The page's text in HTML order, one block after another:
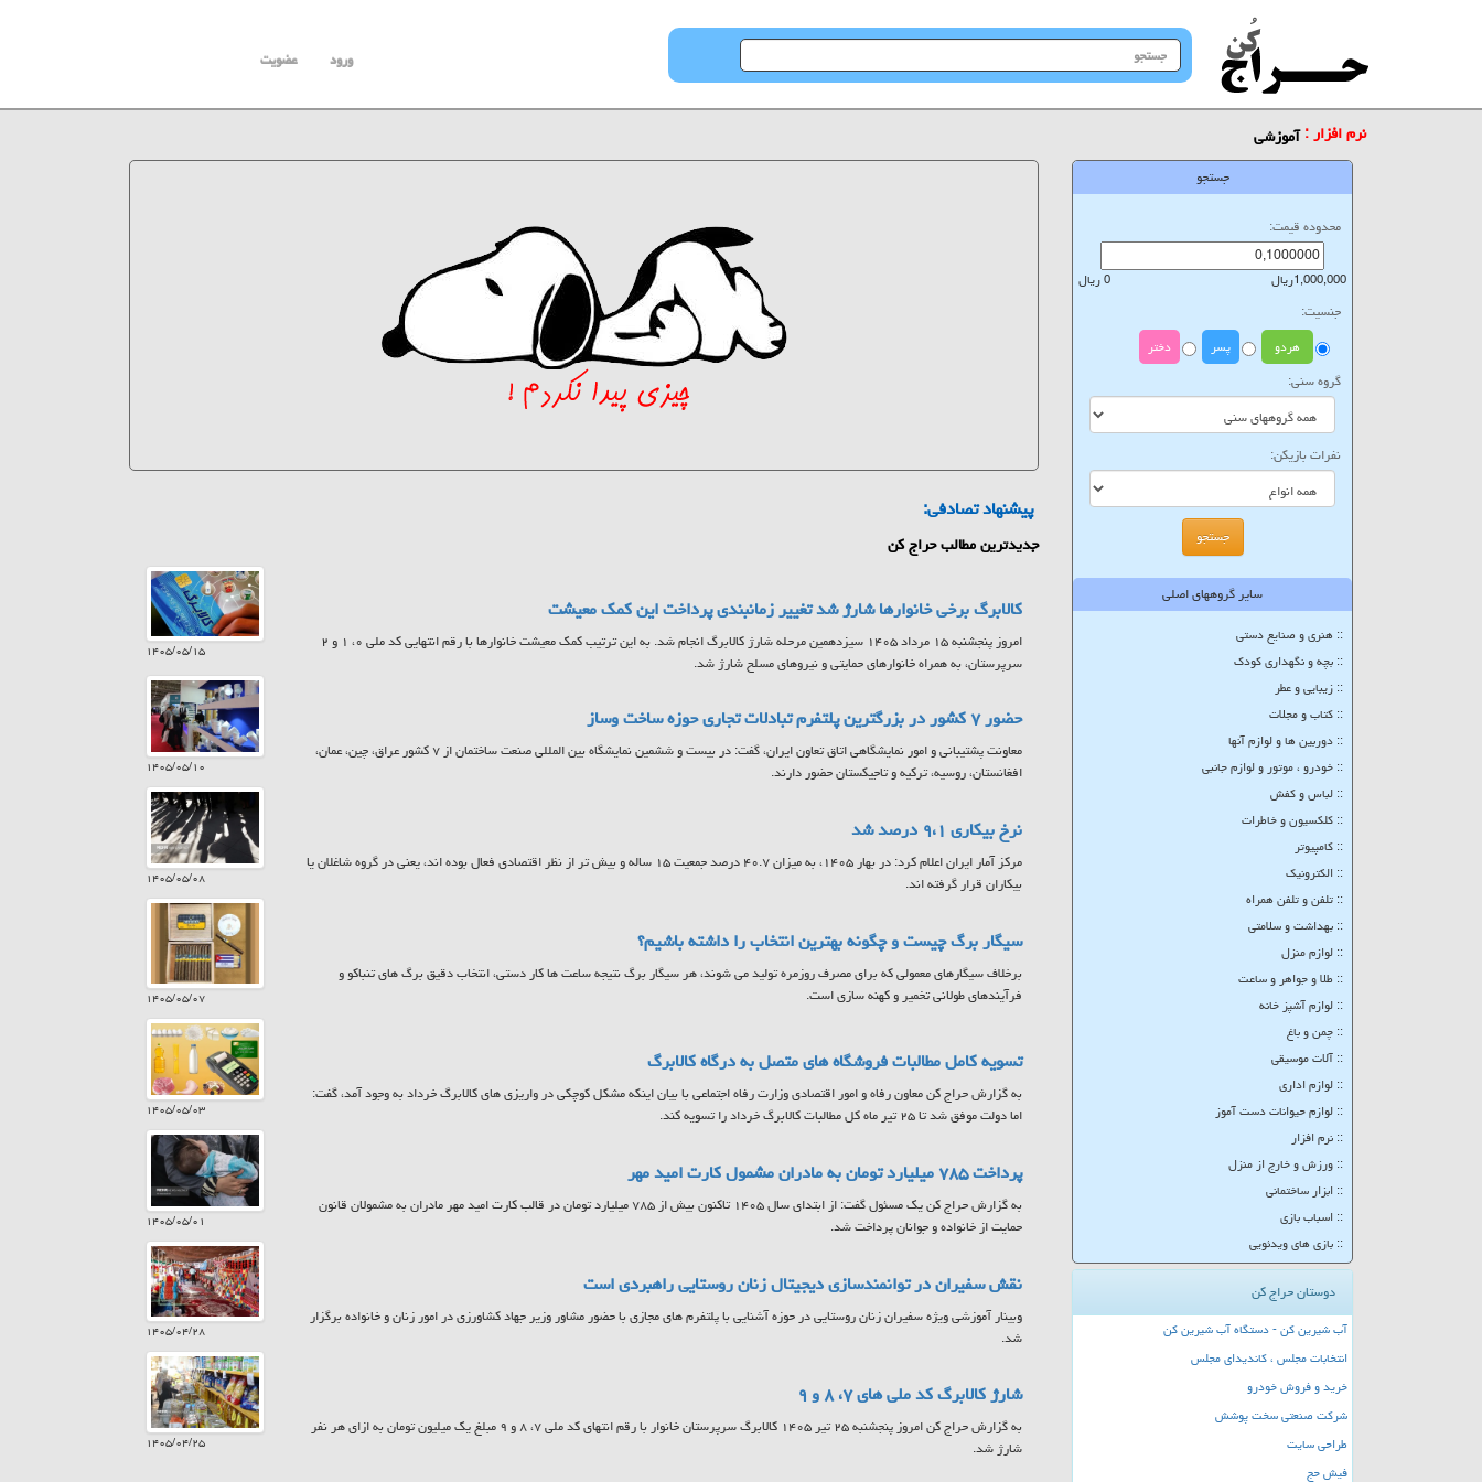
جستجو
در
ورود عضویت
نرم افزار :آموزشی
جستجو
محدوده قیمت:
1,000,000ریال 0 ریال
جنسیت:
هردو پسر دختر
گروه سنی:
نفرات بازیکن:
سایر گروههای اصلی
:: هنری و صنایع دستی
:: بچه و نگهداری کودک
:: زیبایی و عطر
:: کتاب و مجلات
:: دوربین ها و لوازم آنها
:: خودرو ، موتور و لوازم جانبی
:: لباس و کفش
:: کلکسیون و خاطرات
:: کامپیوتر
:: الکترونیک
:: تلفن و تلفن همراه
:: بهداشت و سلامتی
:: لوازم منزل
:: طلا و جواهر و ساعت
:: لوازم آشپز خانه
:: چمن و باغ
:: آلات موسیقی
:: لوازم اداری
:: لوازم حیوانات دست آموز
:: نرم افزار
:: ورزش و خارج از منزل
:: ابزار ساختمانی
:: اسباب بازی
:: بازی های ویدئویی
دوستان حراج کن
آب شیرین کن - دستگاه آب شیرین کن
انتخابات مجلس ، کاندیدای مجلس
خرید و فروش خودرو
شرکت صنعتی سخت پوشش
طراحی سایت
فیش حج
پیشنهاد تصادفی:
جدیدترین مطالب حراج کن
کالابرگ برخی خانوارها شارژ شد تغییر زمانبندی پرداخت این کمک معیشت
امروز پنجشنبه ۱۵ مرداد ۱۴۰۵ سیزدهمین مرحله شارژ کالابرگ انجام شد. به این ترتیب کمک معیشت خانوارها با رقم انتهایی کد ملی ۰، ۱ و ۲
سرپرستان، به همراه خانوارهای حمایتی و نیروهای مسلح شارژ شد.
۱۴۰۵/۰۵/۱۵
حضور ۷ کشور در بزرگترین پلتفرم تبادلات تجاری حوزه ساخت وساز
معاونت پشتیبانی و امور نمایشگاهی اتاق تعاون ایران، گفت: در بیست و ششمین نمایشگاه بین المللی صنعت ساختمان از ۷ کشور عراق، چین، عمان،
افغانستان، روسیه، ترکیه و تاجیکستان حضور دارند.
۱۴۰۵/۰۵/۱۰
نرخ بیکاری ۹،۱ درصد شد
مرکز آمار ایران اعلام کرد: در بهار ۱۴۰۵، به میزان ۴۰.۷ درصد جمعیت ۱۵ ساله و بیش تر از نظر اقتصادی فعال بوده اند، یعنی در گروه شاغلان یا
بیکاران قرار گرفته اند.
۱۴۰۵/۰۵/۰۸
سیگار برگ چیست و چگونه بهترین انتخاب را داشته باشیم؟
برخلاف سیگارهای معمولی که برای مصرف روزمره تولید می شوند، هر سیگار برگ نتیجه ساعت ها کار دستی، انتخاب دقیق برگ های تنباکو و
فرآیندهای طولانی تخمیر و کهنه سازی است.
۱۴۰۵/۰۵/۰۷
تسویه کامل مطالبات فروشگاه های متصل به درگاه کالابرگ
به گزارش حراج کن معاون رفاه و امور اقتصادی وزارت رفاه اجتماعی با بیان اینکه مشکل کوچکی در واریزی های کالابرگ خرداد به وجود آمد، گفت:
اما دولت موفق شد تا ۲۵ تیر ماه کل مطالبات کالابرگ خرداد را تسویه کند.
۱۴۰۵/۰۵/۰۳
پرداخت ۷۸۵ میلیارد تومان به مادران مشمول کارت امید مهر
به گزارش حراج کن یک مسئول گفت: از ابتدای سال ۱۴۰۵ تاکنون بیش از ۷۸۵ میلیارد تومان در قالب کارت امید مهر مادران به مشمولان قانون
حمایت از خانواده و جوانان پرداخت شد.
۱۴۰۵/۰۵/۰۱
نقش سفیران در توانمندسازی دیجیتال زنان روستایی راهبردی است
وبینار آموزشی ویژه سفیران زنان روستایی در حوزه آشنایی با پلتفرم های مجازی با حضور مشاور وزیر جهاد کشاورزی در امور زنان و خانواده برگزار
شد.
۱۴۰۵/۰۴/۲۸
شارژ کالابرگ کد ملی های ۷، ۸ و ۹
به گزارش حراج کن امروز پنجشنبه ۲۵ تیر ۱۴۰۵ کالابرگ سرپرستان خانوار با رقم انتهای کد ملی ۷، ۸ و ۹ مبلغ یک میلیون تومان به ازای هر نفر
شارژ شد.
۱۴۰۵/۰۴/۲۵